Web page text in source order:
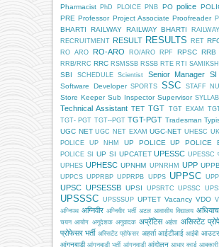
Pharmacist PhD PLOICE PNB PO police
PRE Professor Project Associate Proofreader
BHARTI
RAILWAY RAILWAY BHARTI
RECRUITMENT RESULT RESULTS RET
RO ARO RO-ARO RO/ARO RPF RPSC RRB
RRB/RRC RRC RSMSSB RSSB RTE RTI
SBI SCHEDULE Scientist Senior Manager SI
Software Developer SPORTS SSC STAFF
Store Keeper Sub Inspector Supervisor
Technical Assistant TET TGT TGT EXAM
TGT- PGT TGT--PGT TGT-PGT Tradesman
UGC NET UGC NET EXAM UGC-NET UHESC
POLICE
UP NHM UP POLICE UP POLICE
POLICE SI
UP SI UPCATET UPESSC UPESSC
UPHES UPHESC UPNHM UPNRHM UPP
UPPCS UPPRBP UPPRPB UPPS UPPSC
UPSC UPSESSB UPSI UPSRTC UPSSC
UPSSSC UPSSSUP UPTET Vacancy VDO
अग्निपथ अग्निवीर अग्निवीर भर्ती अटल आवासीय विद्यालय
चयन आयोग अनुदेशक अनुवादक अप्रेंटिस अर्हता असिस्टेंट
प्रोफेसर भर्ती अस्सिटेंट प्रोफेसर अहर्ता आईटीआई आईबी
आंगनबाड़ी आंगनबाड़ी भर्ती आंगनवाड़ी आंदोलन आधार कार्ड आबकारी